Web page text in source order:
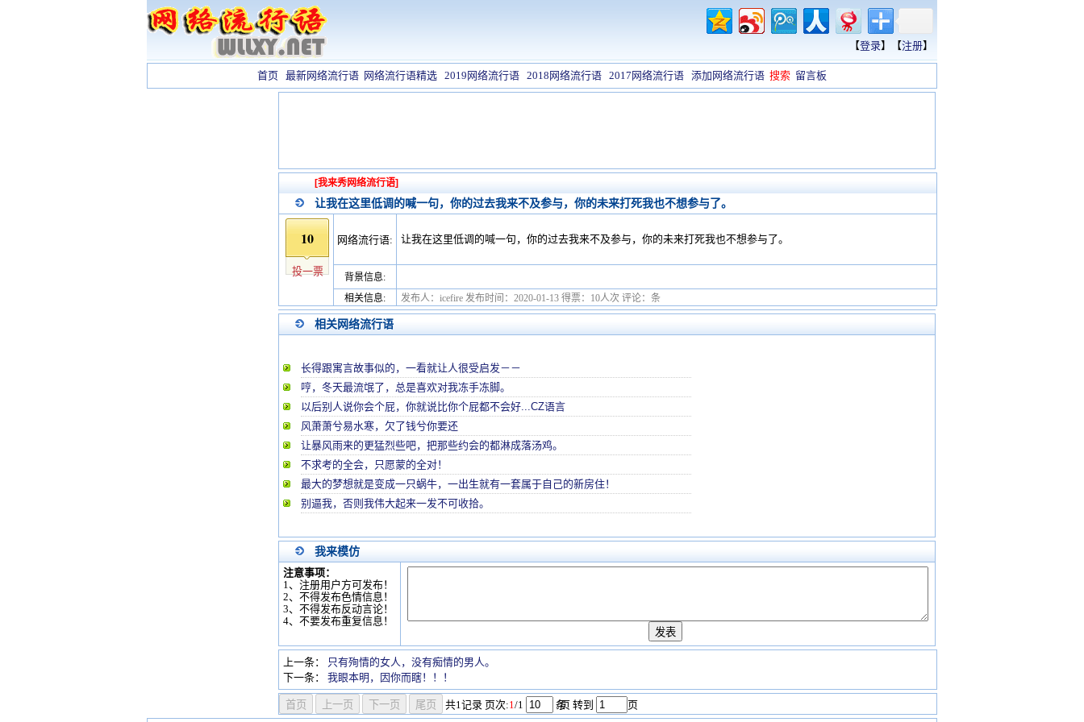
【登录】【注册】
首页 最新网络流行语 网络流行语精选 2019网络流行语 2018网络流行语 2017网络流行语 添加网络流行语 搜索 留言板
[我来秀网络流行语]
让我在这里低调的喊一句，你的过去我来不及参与，你的未来打死我也不想参与了。
10
投一票
网络流行语: 让我在这里低调的喊一句，你的过去我来不及参与，你的未来打死我也不想参与了。
背景信息:
相关信息:
发布人：icefire 发布时间：2020-01-13 得票：10人次 评论：条
相关网络流行语
长得跟寓言故事似的，一看就让人很受启发－－
哼，冬天最流氓了，总是喜欢对我冻手冻脚。
以后别人说你会个屁，你就说比你个屁都不会好...CZ语言
风萧萧兮易水寒，欠了钱兮你要还
让暴风雨来的更猛烈些吧，把那些约会的都淋成落汤鸡。
不求考的全会，只愿蒙的全对！
最大的梦想就是变成一只蜗牛，一出生就有一套属于自己的新房住！
别逼我，否则我伟大起来一发不可收拾。
我来模仿
注意事项：
1、注册用户方可发布！
2、不得发布色情信息！
3、不得发布反动言论！
4、不要发布重复信息！
上一条：
只有殉情的女人，没有痴情的男人。
下一条：
我眼本明，因你而瞎！！！
共1记录 页次:1/1 条
/页 转到 页